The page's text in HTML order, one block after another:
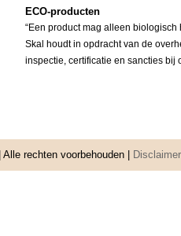
ECO-producten
“Een product mag alleen
Skal houdt in opdracht van de
inspectie, certificatie en sancties
| Alle rechten voorbehouden | Disclaimer